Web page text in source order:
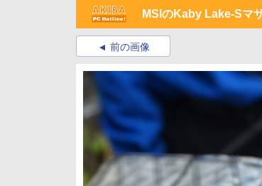
MSIのKaby Lake-Sマ
前の画像